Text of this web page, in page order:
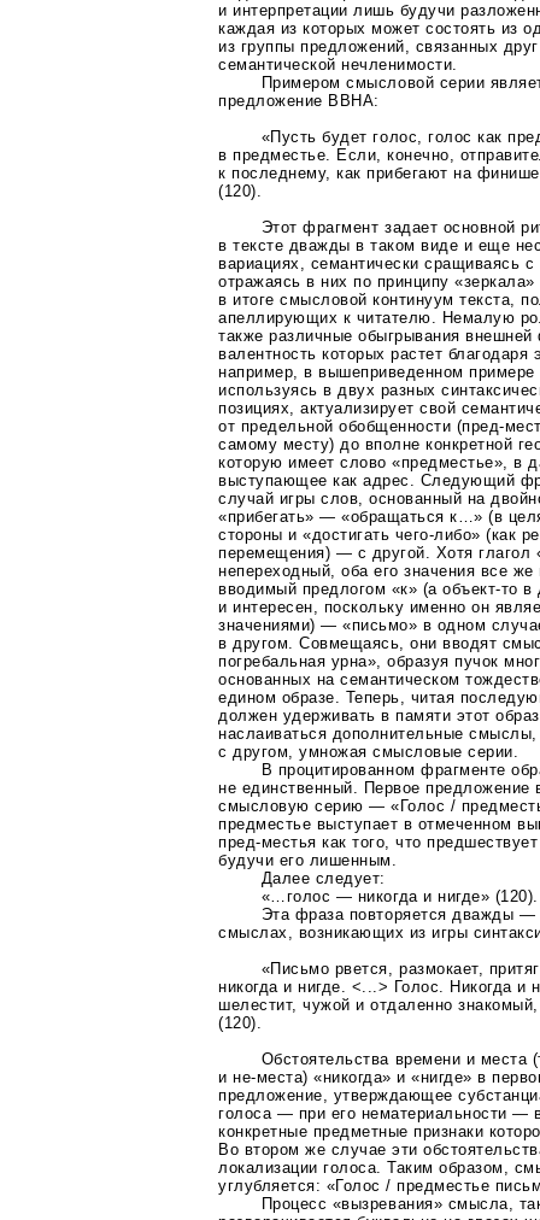
и интерпретации лишь будучи
каждая из которых может состоять из
из группы предложений, связанных
семантической нечленимости.
Примером смысловой серии
предложение ВВНА:
«Пусть будет голос, голос как
в предместье. Если, конечно,
к последнему, как прибегают на
(120).
Этот фрагмент задает основной
в тексте дважды в таком виде и еще
вариациях, семантически сращиваясь
отражаясь в них по принципу
в итоге смысловой континуум текста,
апеллирующих к читателю. Немалую
также различные обыгрывания
валентность которых растет
например, в вышеприведенном примере
используясь в двух разных
позициях, актуализирует свой
от предельной обобщенности (пред-
самому месту) до вполне конкретной
которую имеет слово «предместье», в
выступающее как адрес. Следующий
случай игры слов, основанный на
«прибегать» — «обращаться к…» (в
стороны и «достигать чего-либо» (как
перемещения) — с другой. Хотя глагол
непереходный, оба его значения все
вводимый предлогом «к» (аобъект-то в
и интересен, поскольку именно он
значениями) — «письмо» в одном
в другом. Совмещаясь, они вводят
погребальная урна», образуя пучок
основанных на семантическом
едином образе. Теперь, читая
должен удерживать в памяти этот
наслаиваться дополнительные
с другом, умножая смысловые серии.
В процитированном фрагменте
не единственный. Первое предложение
смысловую серию — «Голос /
предместье выступает в отмеченном
пред-местья как того, что
будучи его лишенным.
Далее следует:
«…голос — никогда и нигде» (120).
Эта фраза повторяется дважды —
смыслах, возникающих из игры
«Письмо рвется, размокает,
никогда и нигде. <...> Голос. Никогда и
шелестит, чужой и отдаленно
(120).
Обстоятельства времени и места
ине-места) «никогда» и «нигде» в
предложение, утверждающее
голоса — при его нематериальности —
конкретные предметные признаки
Во втором же случае эти
локализации голоса. Таким образом,
углубляется: «Голос / предместье
Процесс «вызревания» смысла,